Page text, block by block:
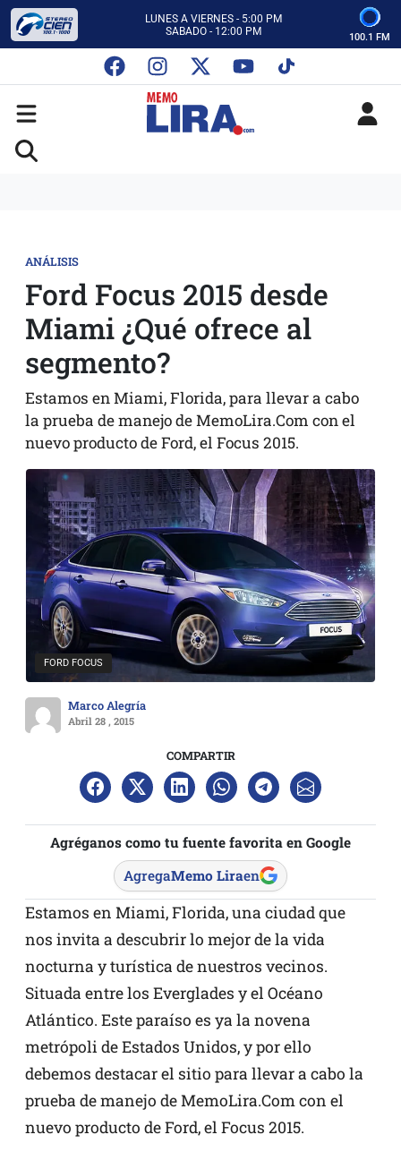
LUNES A VIERNES - 5:00 PM
SABADO - 12:00 PM
CON MEMO LIRA Y SU EQUIPO
LUNES A VIERNES - 5:00 PM
SABADO - 12:00 PM
100.1 FM
ANÁLISIS
Ford Focus 2015 desde
Miami ¿Qué ofrece al
segmento?
Estamos en Miami, Florida, para llevar a cabo
la prueba de manejo de MemoLira.Com con el
nuevo producto de Ford, el Focus 2015.
FORD FOCUS
Marco Alegría
Abril 28 , 2015
COMPARTIR
Agréganos como tu fuente favorita en Google
AgregaMemo Liraen
Estamos en Miami, Florida, una ciudad que
nos invita a descubrir lo mejor de la vida
nocturna y turística de nuestros vecinos.
Situada entre los Everglades y el Océano
Atlántico. Este paraíso es ya la novena
metrópoli de Estados Unidos, y por ello
debemos destacar el sitio para llevar a cabo la
prueba de manejo de MemoLira.Com con el
nuevo producto de Ford, el Focus 2015.